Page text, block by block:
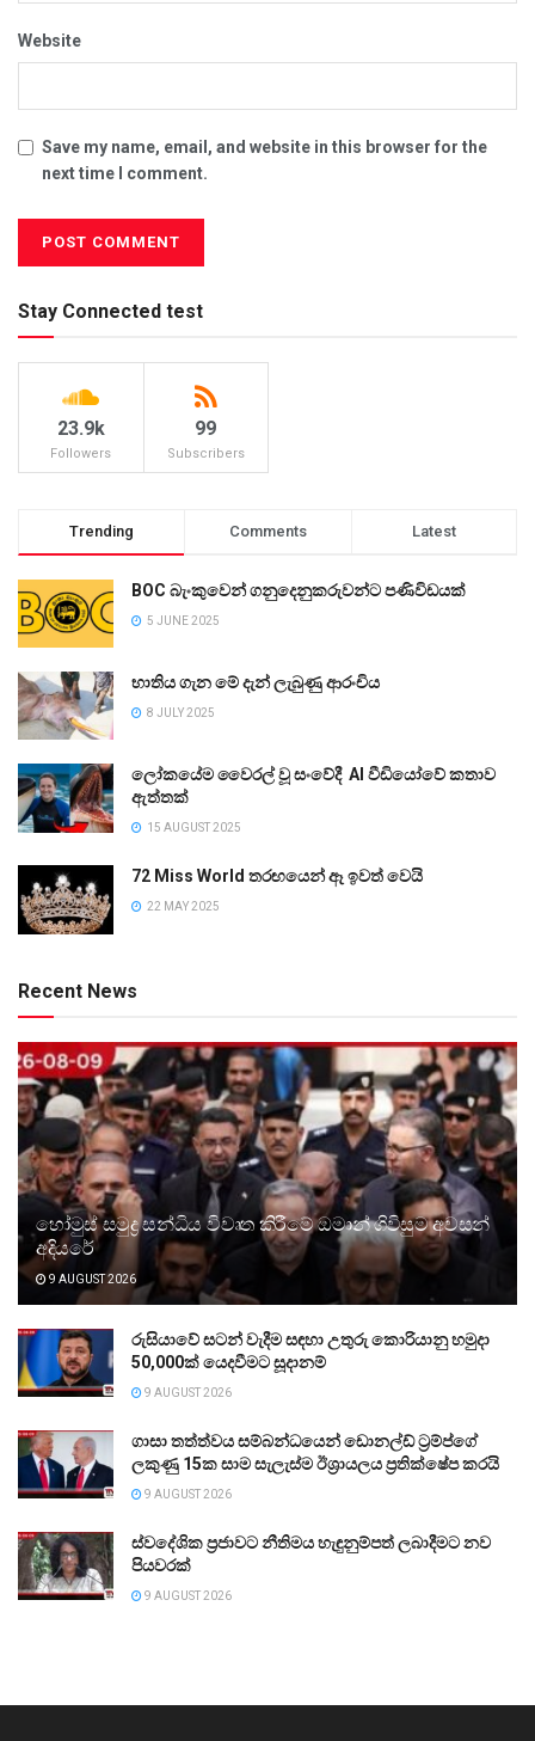
Website
Save my name, email, and website in this browser for the
next time I comment.
Stay Connected test
23.9k
Followers
99
Subscribers
Trending Comments Latest
BOC බැංකුවෙන් ගනුදෙනුකරුවන්ට පණිවිඩයක්
5 JUNE 2025
භාතිය ගැන මේ දැන් ලැබුණු ආරංචිය
8 JULY 2025
ලෝකයේම වෛරල් වූ සංවේදී AI වීඩියෝවේ කතාව
ඇත්තක්
15 AUGUST 2025
72 Miss World තරඟයෙන් ඈ ඉවත් වෙයි
22 MAY 2025
Recent News
හෝමුස් සමුද්‍ර සන්ධිය විවෘත කිරීමේ ඔමාන් ගිවිසුම අවසන්
අදියරේ
9 AUGUST 2026
රුසියාවේ සටන් වැදීම සඳහා උතුරු කොරියානු හමුදා
50,000ක් යෙදවීමට සූදානම්
9 AUGUST 2026
ගාසා තත්ත්වය සම්බන්ධයෙන් ඩොනල්ඩ් ට්‍රම්ප්ගේ
ලකුණු 15ක සාම සැලැස්ම ඊශ්‍රායලය ප්‍රතික්ෂේප කරයි
9 AUGUST 2026
ස්වදේශික ප්‍රජාවට නීතිමය හැඳුනුම්පත් ලබාදීමට නව
පියවරක්
9 AUGUST 2026